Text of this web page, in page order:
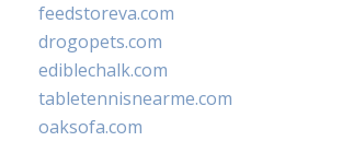
feedstoreva.com
drogopets.com
ediblechalk.com
tabletennisnearme.com
oaksofa.com